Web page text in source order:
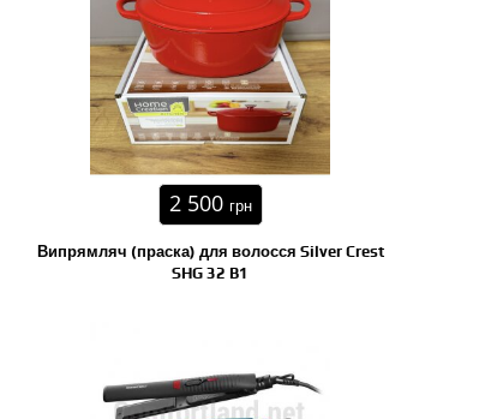
2 500 грн
Випрямляч (праска) для волосся Silver Crest
SHG 32 B1